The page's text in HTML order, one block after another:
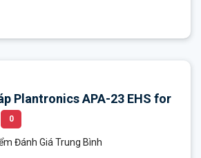
Plantronics APA-23 EHS for
0
Đánh Giá Trung Bình